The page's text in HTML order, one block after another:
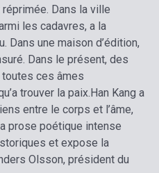
Dans la ville
les cadavres, a la
Dans une maison d’édition,
Dans le présent, des
ces âmes
trouver la paix. Han Kang a
entre le corps et l’âme,
prose poétique intense
et expose la
Olsson, président du